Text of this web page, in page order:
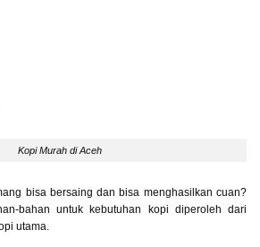
Kopi Murah di Aceh
bisa bersaing dan bisa menghasilkan cuan?
bahan untuk kebutuhan kopi diperoleh dari
utama.